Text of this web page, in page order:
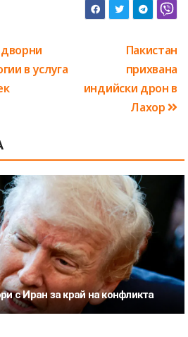
Пакистан
прихвана
индийски дрон в
Лахор
в услуга
с Иран за край на конфликта